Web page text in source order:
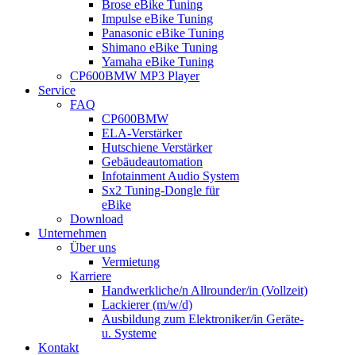
Brose eBike Tuning
Impulse eBike Tuning
Panasonic eBike Tuning
Shimano eBike Tuning
Yamaha eBike Tuning
CP600BMW MP3 Player
Service
FAQ
CP600BMW
ELA-Verstärker
Hutschiene Verstärker
Gebäudeautomation
Infotainment Audio System
Sx2 Tuning-Dongle für
eBike
Download
Unternehmen
Über uns
Vermietung
Karriere
Handwerkliche/n Allrounder/in (Vollzeit)
Lackierer (m/w/d)
Ausbildung zum Elektroniker/in Geräte-
u. Systeme
Kontakt